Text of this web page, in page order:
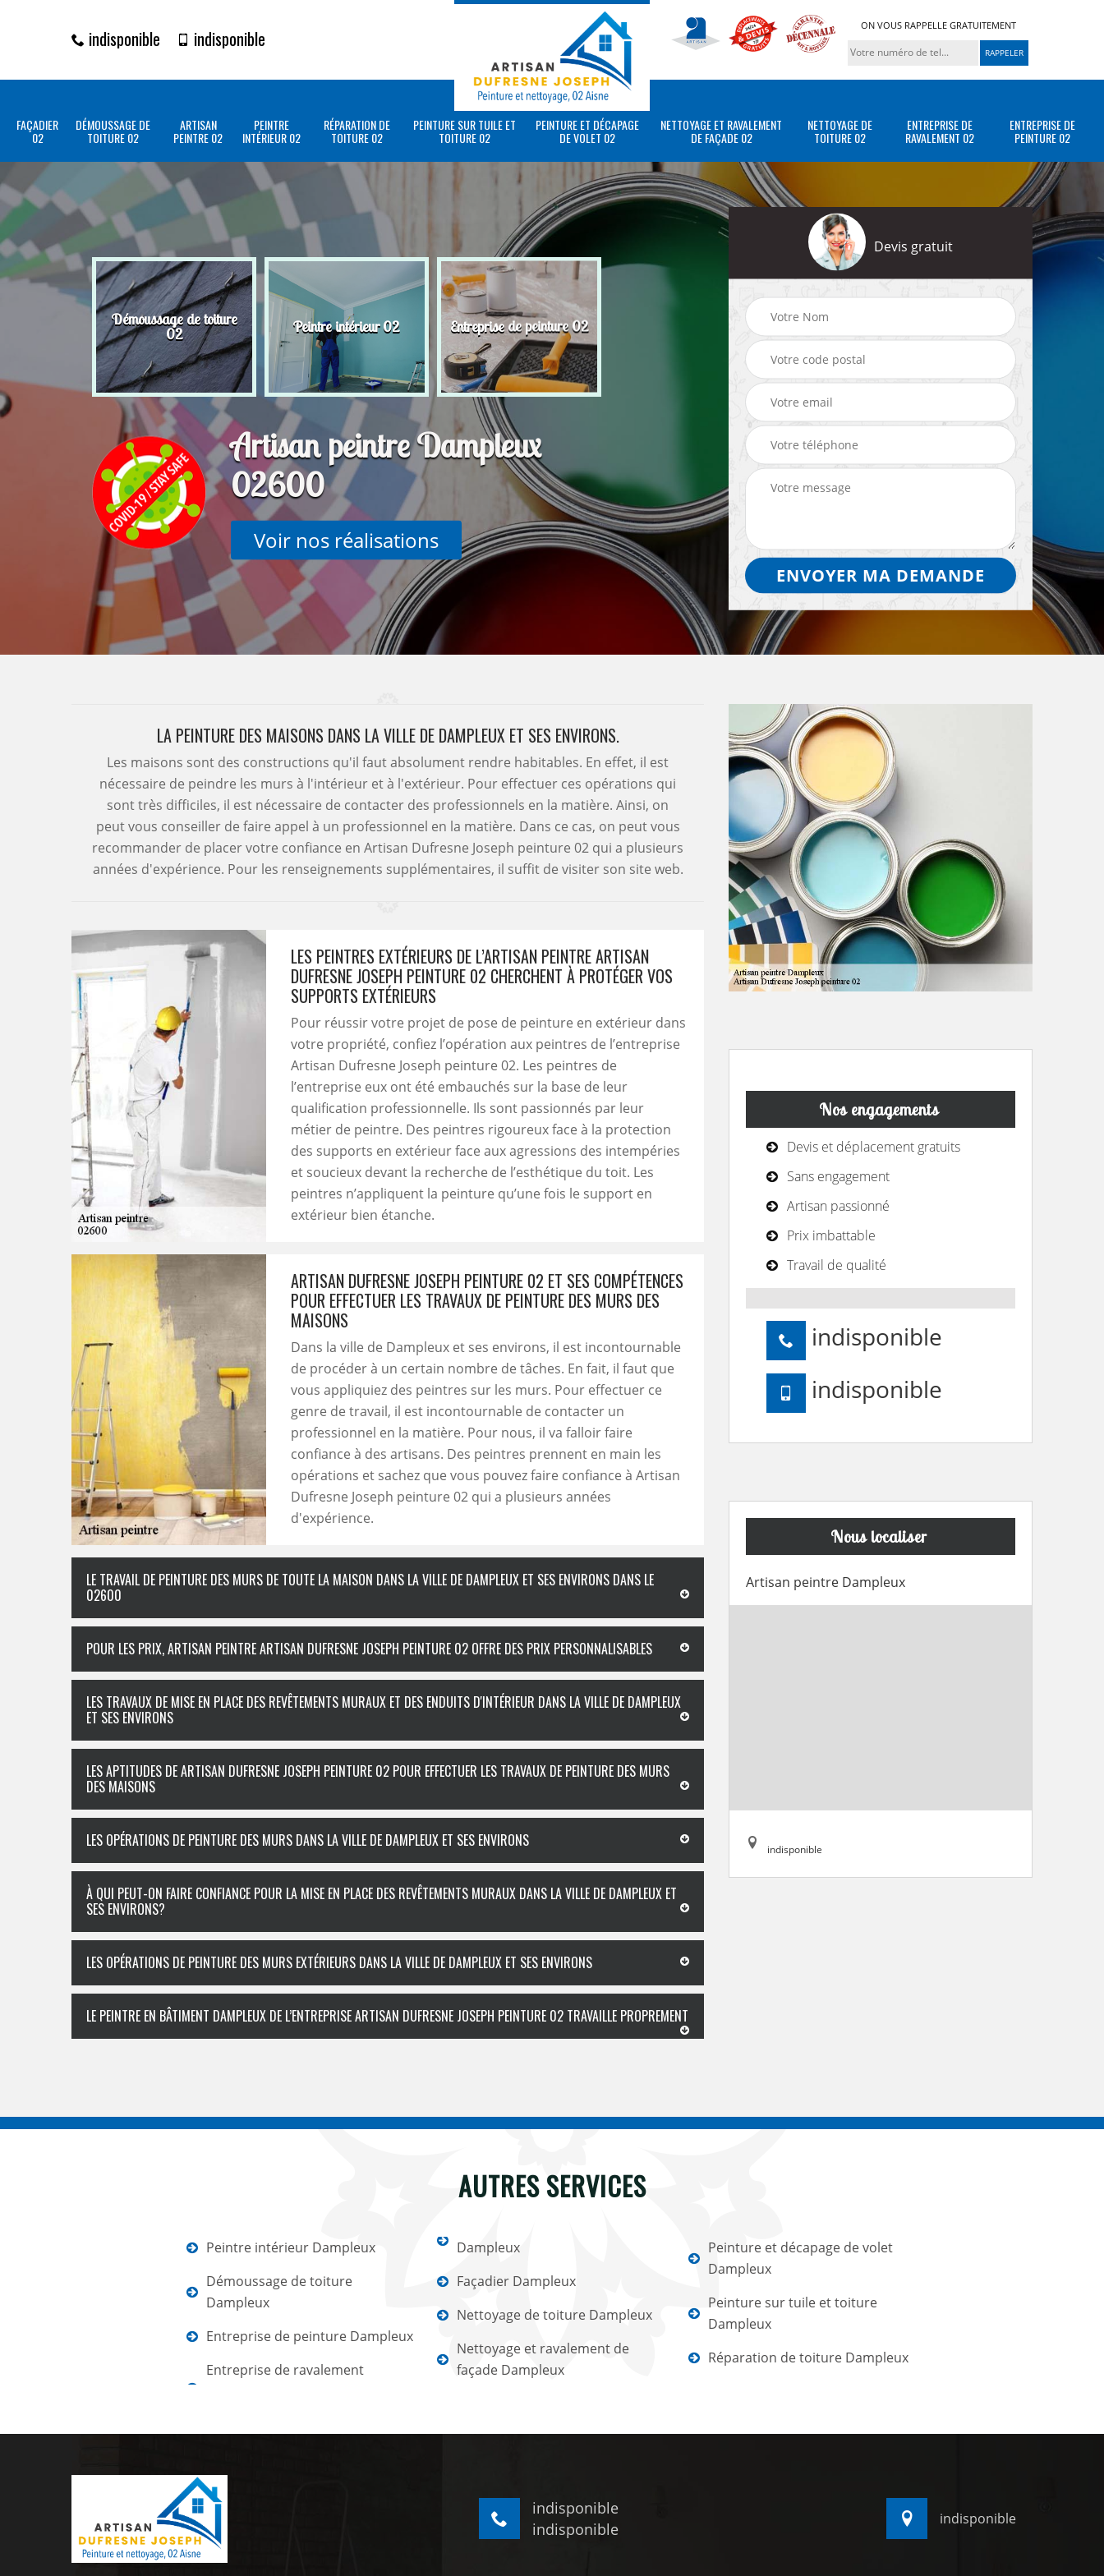
indisponible indisponible
ON VOUS RAPPELLE GRATUITEMENT
FAÇADIER
02
DÉMOUSSAGE DE
TOITURE 02
ARTISAN
PEINTRE 02
PEINTRE
INTÉRIEUR 02
RÉPARATION DE
TOITURE 02
PEINTURE SUR TUILE ET
TOITURE 02
PEINTURE ET DÉCAPAGE
DE VOLET 02
NETTOYAGE ET RAVALEMENT
DE FAÇADE 02
NETTOYAGE DE
TOITURE 02
ENTREPRISE DE
RAVALEMENT 02
ENTREPRISE DE
PEINTURE 02
Démoussage de toiture
02 Peintre intérieur 02 Entreprise de peinture 02
Artisan peintre Dampleux
02600
Voir nos réalisations
Devis gratuit
LA PEINTURE DES MAISONS DANS LA VILLE DE DAMPLEUX ET SES ENVIRONS.
Les maisons sont des constructions qu'il faut absolument rendre habitables. En effet, il est
nécessaire de peindre les murs à l'intérieur et à l'extérieur. Pour effectuer ces opérations qui
sont très difficiles, il est nécessaire de contacter des professionnels en la matière. Ainsi, on
peut vous conseiller de faire appel à un professionnel en la matière. Dans ce cas, on peut vous
recommander de placer votre confiance en Artisan Dufresne Joseph peinture 02 qui a plusieurs
années d'expérience. Pour les renseignements supplémentaires, il suffit de visiter son site web.
LES PEINTRES EXTÉRIEURS DE L’ARTISAN PEINTRE ARTISAN
DUFRESNE JOSEPH PEINTURE 02 CHERCHENT À PROTÉGER VOS
SUPPORTS EXTÉRIEURS
Pour réussir votre projet de pose de peinture en extérieur dans
votre propriété, confiez l’opération aux peintres de l’entreprise
Artisan Dufresne Joseph peinture 02. Les peintres de
l’entreprise eux ont été embauchés sur la base de leur
qualification professionnelle. Ils sont passionnés par leur
métier de peintre. Des peintres rigoureux face à la protection
des supports en extérieur face aux agressions des intempéries
et soucieux devant la recherche de l’esthétique du toit. Les
peintres n’appliquent la peinture qu’une fois le support en
extérieur bien étanche.
ARTISAN DUFRESNE JOSEPH PEINTURE 02 ET SES COMPÉTENCES
POUR EFFECTUER LES TRAVAUX DE PEINTURE DES MURS DES
MAISONS
Dans la ville de Dampleux et ses environs, il est incontournable
de procéder à un certain nombre de tâches. En fait, il faut que
vous appliquiez des peintres sur les murs. Pour effectuer ce
genre de travail, il est incontournable de contacter un
professionnel en la matière. Pour nous, il va falloir faire
confiance à des artisans. Des peintres prennent en main les
opérations et sachez que vous pouvez faire confiance à Artisan
Dufresne Joseph peinture 02 qui a plusieurs années
d'expérience.
LE TRAVAIL DE PEINTURE DES MURS DE TOUTE LA MAISON DANS LA VILLE DE DAMPLEUX ET SES ENVIRONS DANS LE
02600
POUR LES PRIX, ARTISAN PEINTRE ARTISAN DUFRESNE JOSEPH PEINTURE 02 OFFRE DES PRIX PERSONNALISABLES
LES TRAVAUX DE MISE EN PLACE DES REVÊTEMENTS MURAUX ET DES ENDUITS D'INTÉRIEUR DANS LA VILLE DE DAMPLEUX
ET SES ENVIRONS
LES APTITUDES DE ARTISAN DUFRESNE JOSEPH PEINTURE 02 POUR EFFECTUER LES TRAVAUX DE PEINTURE DES MURS
DES MAISONS
LES OPÉRATIONS DE PEINTURE DES MURS DANS LA VILLE DE DAMPLEUX ET SES ENVIRONS
À QUI PEUT-ON FAIRE CONFIANCE POUR LA MISE EN PLACE DES REVÊTEMENTS MURAUX DANS LA VILLE DE DAMPLEUX ET
SES ENVIRONS?
LES OPÉRATIONS DE PEINTURE DES MURS EXTÉRIEURS DANS LA VILLE DE DAMPLEUX ET SES ENVIRONS
LE PEINTRE EN BÂTIMENT DAMPLEUX DE L’ENTREPRISE ARTISAN DUFRESNE JOSEPH PEINTURE 02 TRAVAILLE PROPREMENT
Nos engagements
Devis et déplacement gratuits
Sans engagement
Artisan passionné
Prix imbattable
Travail de qualité
indisponible
indisponible
Nous localiser
Artisan peintre Dampleux
indisponible
AUTRES SERVICES
Peintre intérieur Dampleux
Démoussage de toiture
Dampleux
Entreprise de peinture Dampleux
Entreprise de ravalement
Dampleux
Façadier Dampleux
Nettoyage de toiture Dampleux
Nettoyage et ravalement de
façade Dampleux
Peinture et décapage de volet
Dampleux
Peinture sur tuile et toiture
Dampleux
Réparation de toiture Dampleux
indisponible
indisponible
indisponible